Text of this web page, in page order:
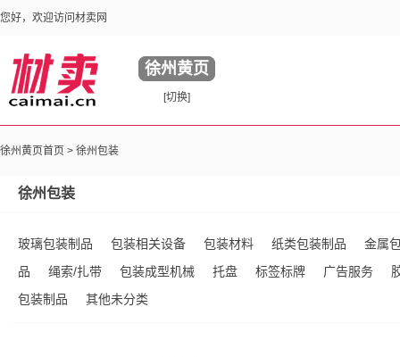
您好，欢迎访问材卖网
徐州黄页
[切换]
徐州黄页首页 > 徐州包装
徐州包装
玻璃包装制品 包装相关设备 包装材料 纸类包装制品
金属
品
绳索/扎带 包装成型机械 托盘 标签标牌 广告服务
包装制品
其他未分类